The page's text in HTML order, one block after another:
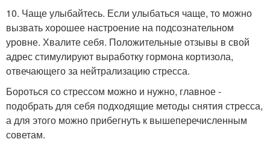
10. Чаще улыбайтесь. Если улыбаться чаще, то можно
вызвать хорошее настроение на подсознательном
уровне. Хвалите себя. Положительные отзывы в свой
адрес стимулируют выработку гормона кортизола,
отвечающего за нейтрализацию стресса.
Бороться со стрессом можно и нужно, главное -
подобрать для себя подходящие методы снятия стресса,
а для этого можно прибегнуть к вышеперечисленным
советам.